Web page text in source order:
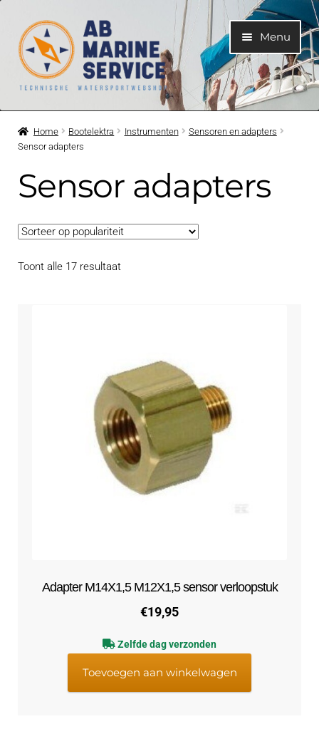
Ga
door
naar
navigatie
Ga
naar
de
inhoud
Menu
Home
Motoren
Motoronderdelen
Submenu
Bootelektra
Nederlands
Home Bootelektra Instrumenten
Sensoren en adapters
Sensor adapters
Sensor adapters
Toont alle 17 resultaatGesorteerd
Adapter M14X1,5 M12X1,5 sensor verloopstuk
€19,95
Zelfde dag verzonden
Toevoegen aan winkelwagen